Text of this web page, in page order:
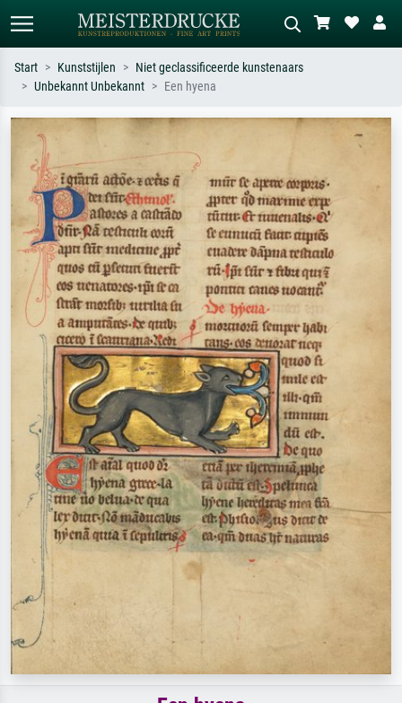
Zoek op kunstenaar, titel of stijl – bijv.
Monet, Sterrennacht, impressionisme,
Hokusai-golf, naakt.
Beschrijf de scène – bijv. groene
weide, abstract met veel rood, donker
een boom.
Start Kunststijlen
Niet geclassificeerde kunstenaars
Unbekannt Unbekannt
Een hyena